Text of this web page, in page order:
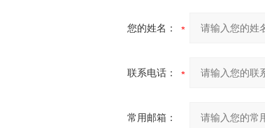
您的姓名：
联系电话：
常用邮箱：